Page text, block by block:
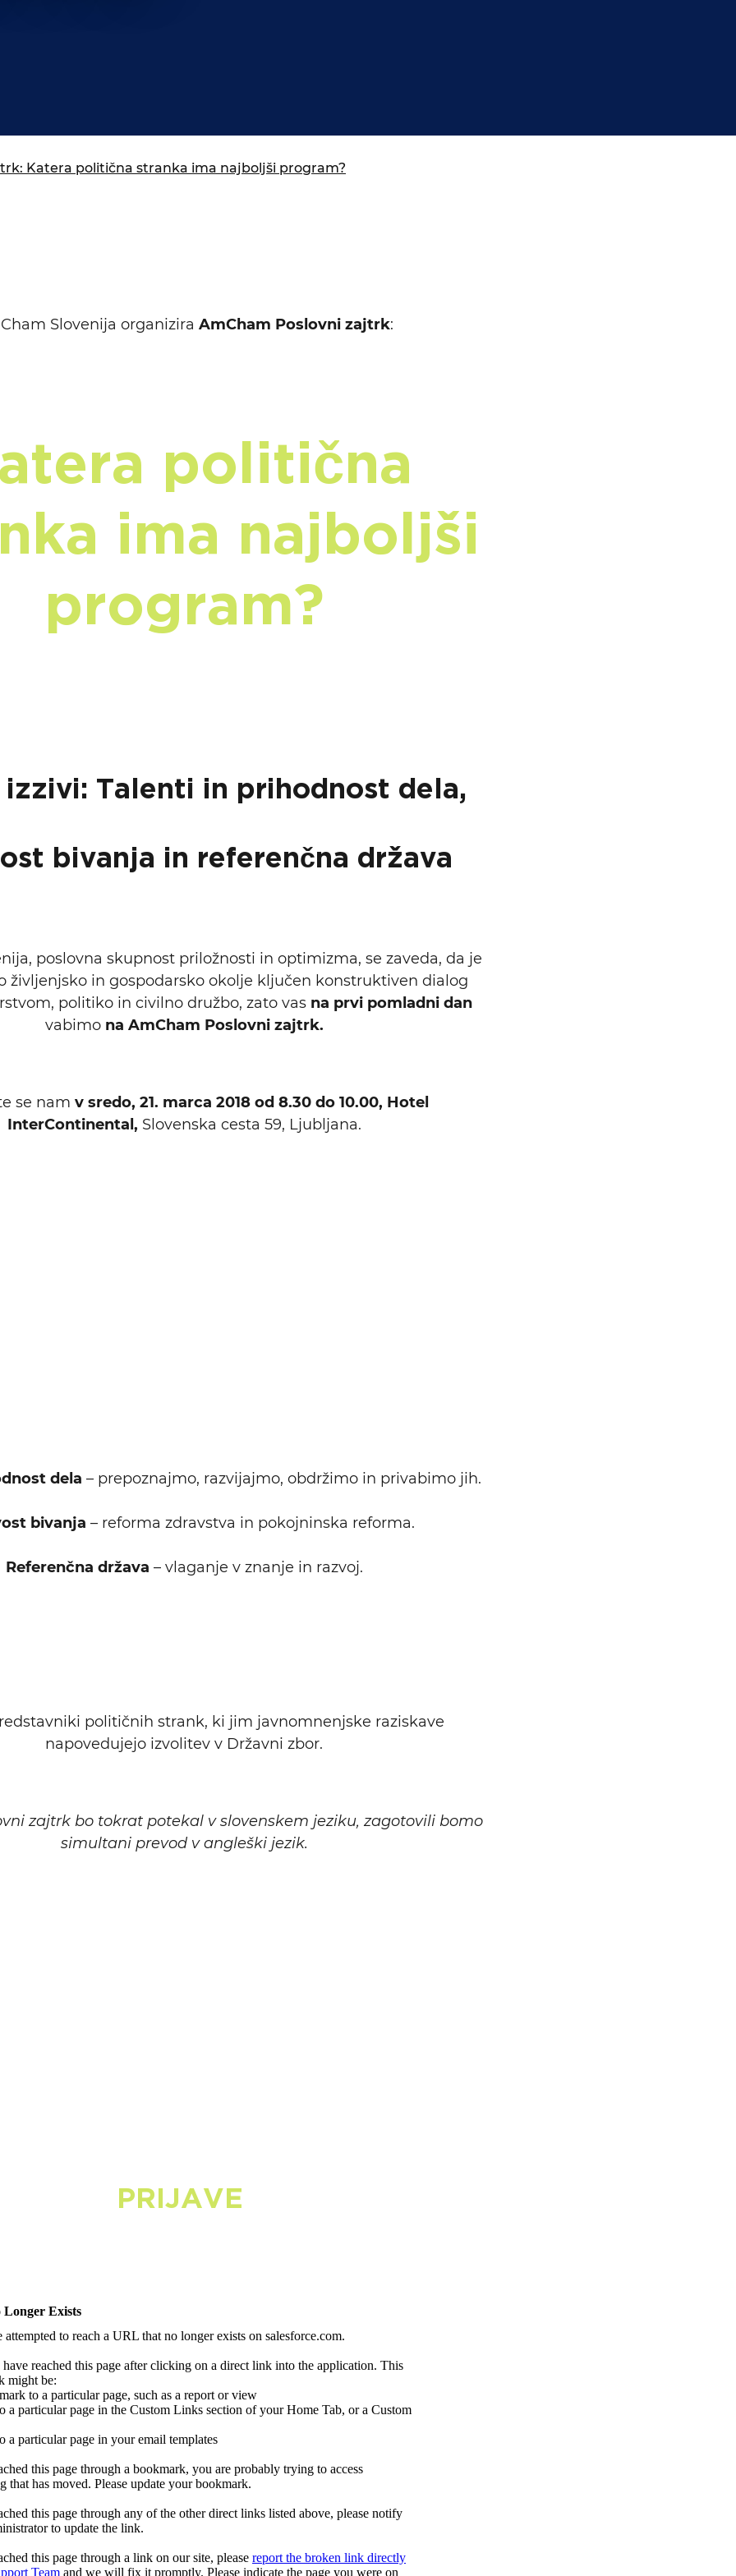
Išči
Katera politična stranka ima najboljši program?
Slovenija organizira AmCham Poslovni zajtrk:
politična
ima najboljši
program?
izzivi: Talenti in prihodnost dela,
bivanja in referenčna država
poslovna skupnost priložnosti in optimizma, se zaveda, da je
življenjsko in gospodarsko okolje ključen konstruktiven dialog
politiko in civilno družbo, zato vas na prvi pomladni dan
vabimo na AmCham Poslovni zajtrk.
se nam v sredo, 21. marca 2018 od 8.30 do 10.00, Hotel
InterContinental, Slovenska cesta 59, Ljubljana.
dela – prepoznajmo, razvijajmo, obdržimo in privabimo jih.
bivanja – reforma zdravstva in pokojninska reforma.
Referenčna država – vlaganje v znanje in razvoj.
političnih strank, ki jim javnomnenjske raziskave
napovedujejo izvolitev v Državni zbor.
zajtrk bo tokrat potekal v slovenskem jeziku, zagotovili bomo
simultani prevod v angleški jezik.
PRIJAVE